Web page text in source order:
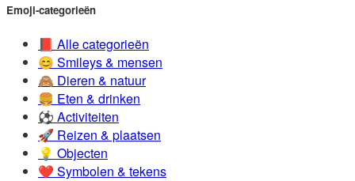
Emoji-categorieën
📕️ Alle categorieën
😊️ Smileys & mensen
🙈️ Dieren & natuur
🍔️ Eten & drinken
⚽️ Activiteiten
🚀️ Reizen & plaatsen
💡️ Objecten
❤️ Symbolen & tekens